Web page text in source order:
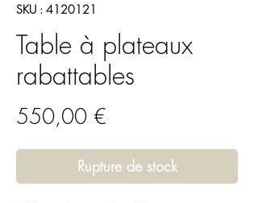
SKU : 4120121
Table à plateaux
rabattables
550,00 €
Rupture de stock